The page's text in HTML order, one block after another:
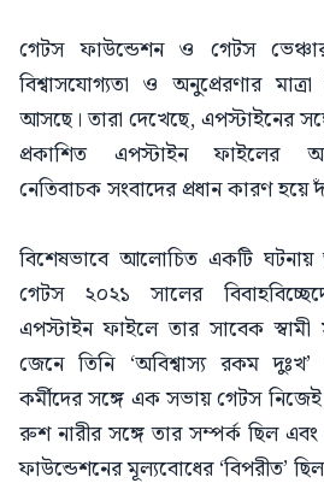
গেটস ফাউন্ডেশন ও গেটস
বিশ্বাসযোগ্যতা ও অনুপ্রেরণার
আসছে। তারা দেখেছে, এপস্টাইনের
প্রকাশিত এপস্টাইন ফাইলের
নেতিবাচক সংবাদের প্রধান কারণ হয়ে
বিশেষভাবে আলোচিত একটি ঘটনায়
গেটস ২০২১ সালের
এপস্টাইন ফাইলে তার সাবেক
জেনে তিনি ‘অবিশ্বাস্য রকম দুঃখ’
কর্মীদের সঙ্গে এক সভায় গেটস
রুশ নারীর সঙ্গে তার সম্পর্ক ছিল
ফাউন্ডেশনের মূল্যবোধের ‘বিপরীত’